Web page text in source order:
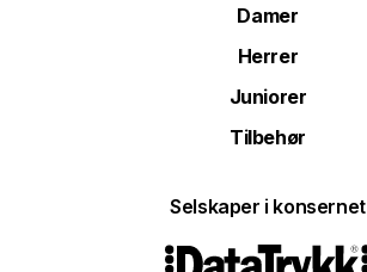
Damer
Herrer
Juniorer
Tilbehør
Selskaper i konsernet